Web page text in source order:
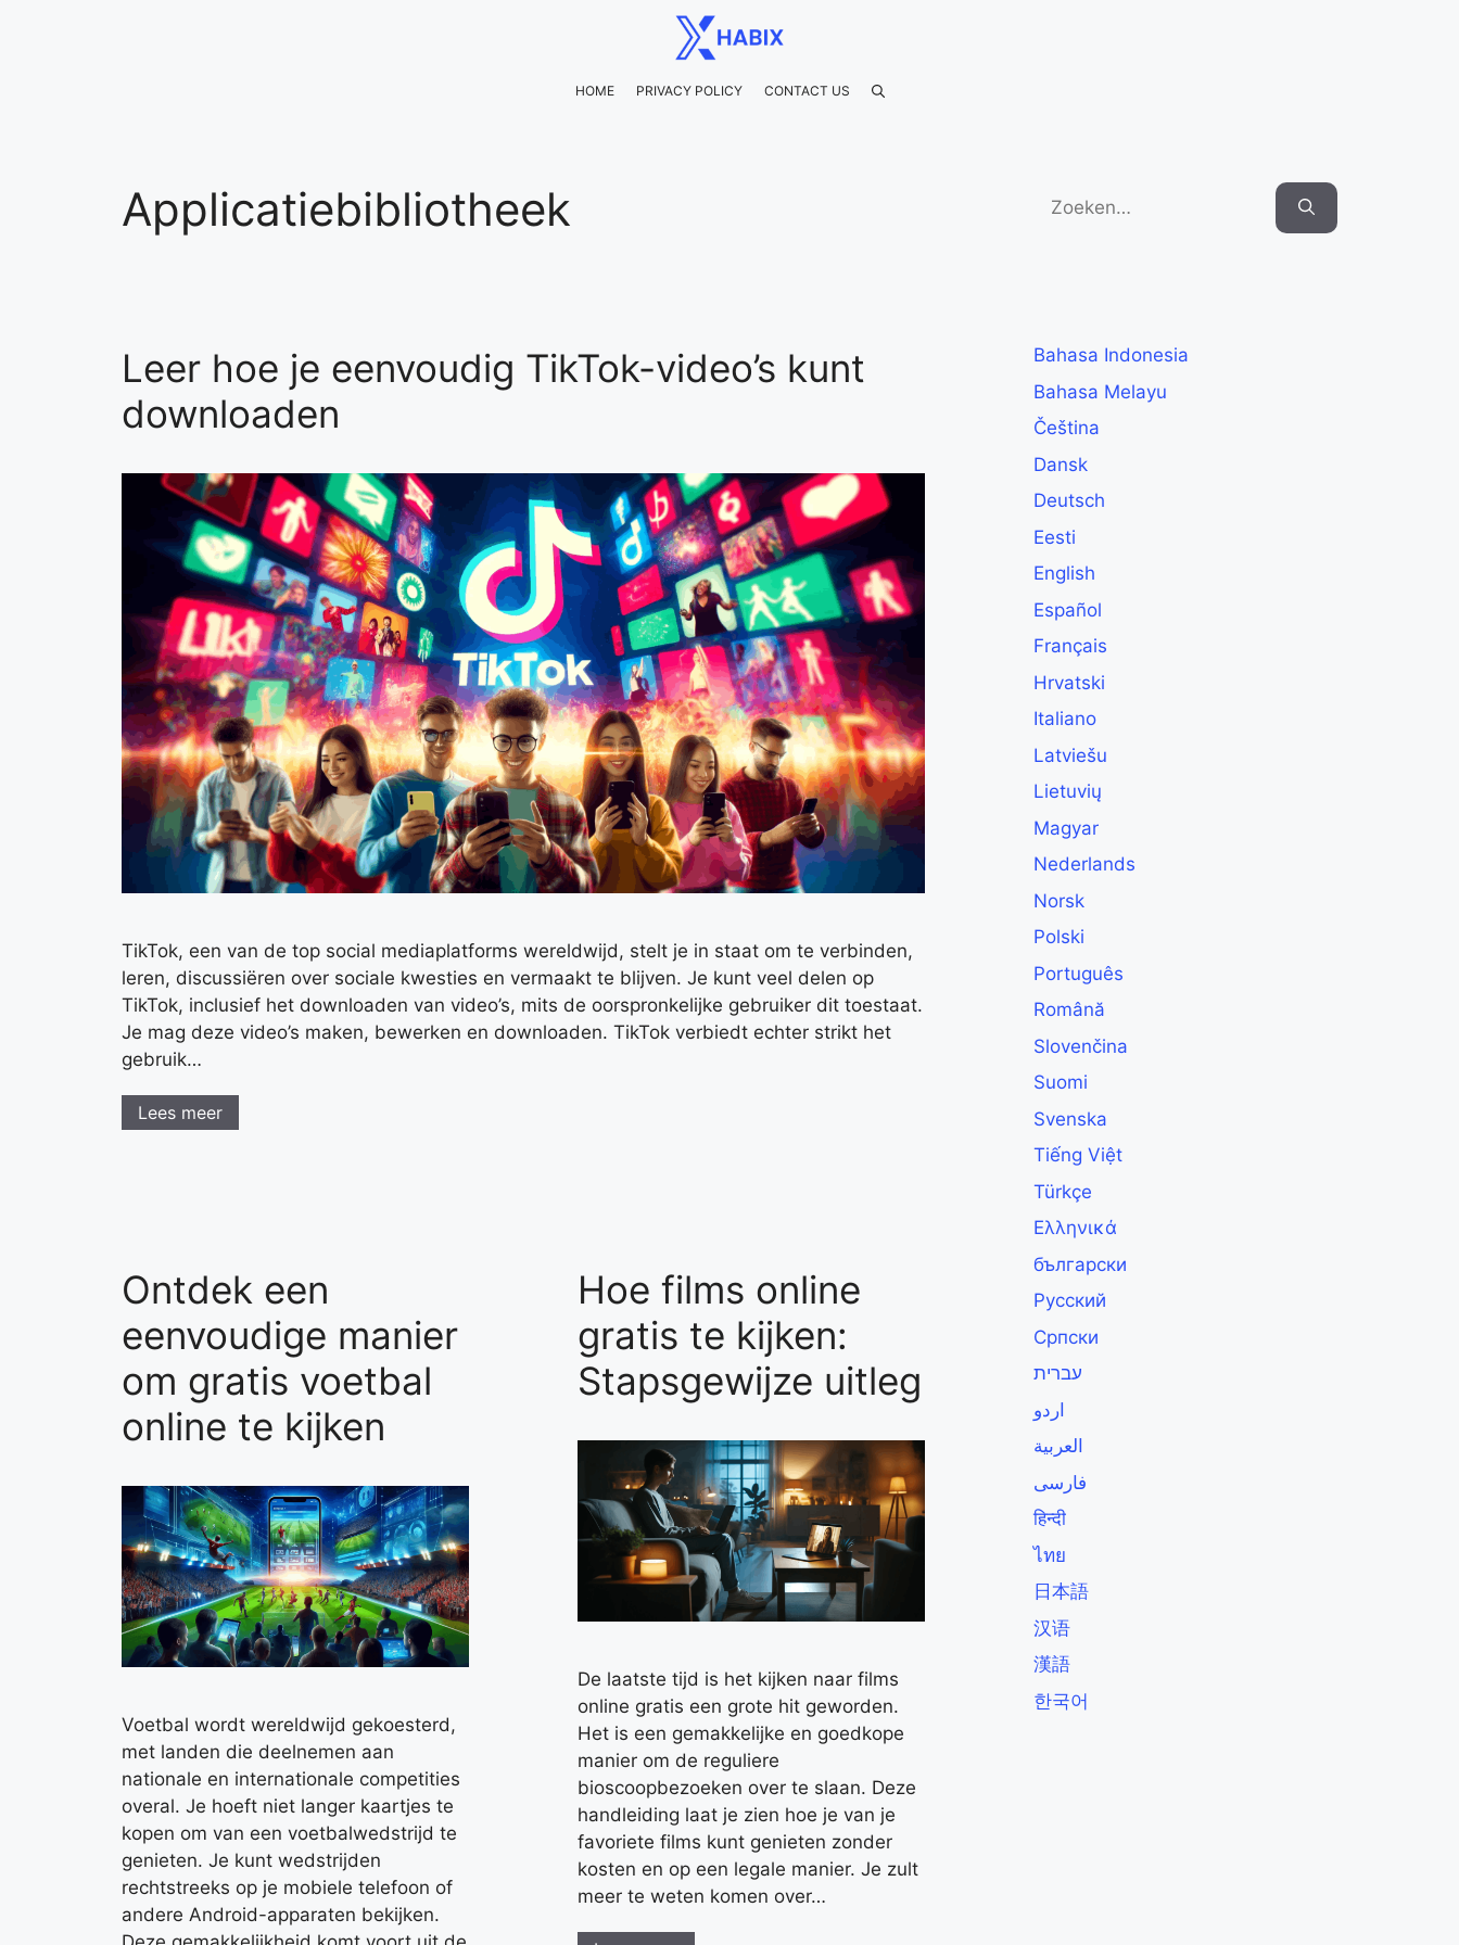
HOME PRIVACY POLICY CONTACT US
Applicatiebibliotheek
Leer hoe je eenvoudig TikTok-video’s kunt
downloaden
TikTok, een van de top social mediaplatforms wereldwijd, stelt je in staat om te verbinden,
leren, discussiëren over sociale kwesties en vermaakt te blijven. Je kunt veel delen op
TikTok, inclusief het downloaden van video’s, mits de oorspronkelijke gebruiker dit toestaat.
Je mag deze video’s maken, bewerken en downloaden. TikTok verbiedt echter strikt het
gebruik…
Lees meer
Ontdek een
eenvoudige manier
om gratis voetbal
online te kijken
Voetbal wordt wereldwijd gekoesterd,
met landen die deelnemen aan
nationale en internationale competities
overal. Je hoeft niet langer kaartjes te
kopen om van een voetbalwedstrijd te
genieten. Je kunt wedstrijden
rechtstreeks op je mobiele telefoon of
andere Android-apparaten bekijken.
Hoe films online
gratis te kijken:
Stapsgewijze uitleg
De laatste tijd is het kijken naar films
online gratis een grote hit geworden.
Het is een gemakkelijke en goedkope
manier om de reguliere
bioscoopbezoeken over te slaan. Deze
handleiding laat je zien hoe je van je
favoriete films kunt genieten zonder
kosten en op een legale manier. Je zult
meer te weten komen over…
Search
Bahasa Indonesia
Bahasa Melayu
Čeština
Dansk
Deutsch
Eesti
English
Español
Français
Hrvatski
Italiano
Latviešu
Lietuvių
Magyar
Nederlands
Norsk
Polski
Português
Română
Slovenčina
Suomi
Svenska
Tiếng Việt
Türkçe
Ελληνικά
български
Русский
Српски
עברית
اردو
العربية
فارسی
हिन्दी
ไทย
日本語
汉语
漢語
한국어